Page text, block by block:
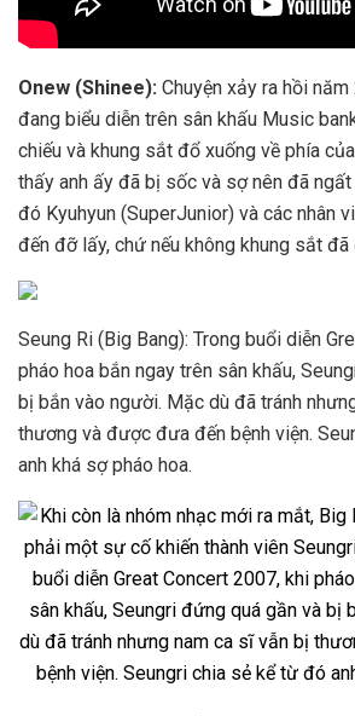
Onew (Shinee): Chuyện xảy ra hồi
đang biểu diễn trên sân khấu Music
chiếu và khung sắt đổ xuống về phía
thấy anh ấy đã bị sốc và sợ nên đã
đó Kyuhyun (SuperJunior) và các nhân
đến đỡ lấy, chứ nếu không khung sắt
Seung Ri (Big Bang): Trong buổi diễn
pháo hoa bắn ngay trên sân khấu,
bị bắn vào người. Mặc dù đã tránh
thương và được đưa đến bệnh viện.
anh khá sợ pháo hoa.